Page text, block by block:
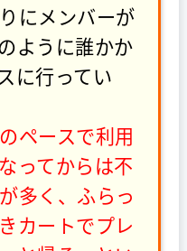
にメンバーが
ように誰かか
に行ってい
ペースで利用
ってからは不
多く、ふらっ
カートでプレ